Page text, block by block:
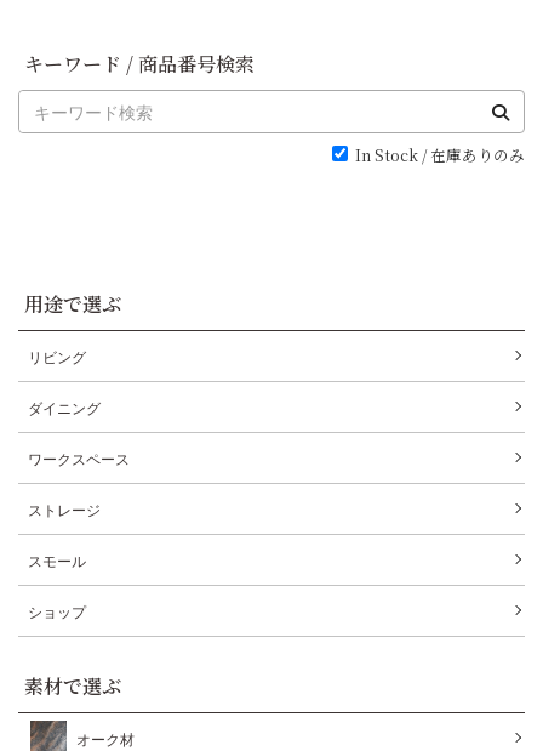
キーワード / 商品番号検索
In Stock / 在庫ありのみ
用途で選ぶ
リビング
ダイニング
ワークスペース
ストレージ
スモール
ショップ
素材で選ぶ
オーク材